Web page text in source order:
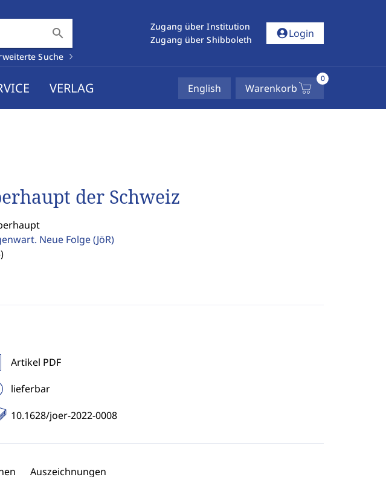
search
Suche
Zugang über Institution
Zugang über Shibboleth
account_circleLogin
VERLAG English Warenkorb
0
der Schweiz
Neue Folge(JöR)
Artikel PDF
lieferbar
10.1628/joer-2022-0008
Auszeichnungen